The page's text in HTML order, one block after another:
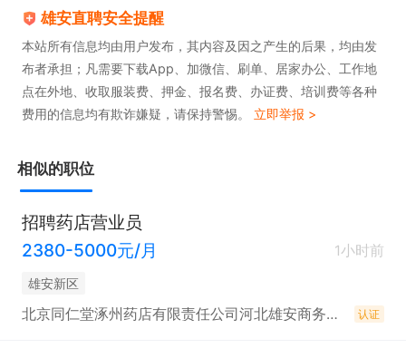
4. 热爱服务行业，有耐心、有责任心，长期稳定发展
者优先。
雄安直聘安全提醒
本站所有信息均由用户发布，其内容及因之产生的后果，均由发
布者承担；凡需要下载App、加微信、刷单、居家办公、工作地
点在外地、收取服装费、押金、报名费、办证费、培训费等各种
费用的信息均有欺诈嫌疑，请保持警惕。 立即举报 >
相似的职位
招聘药店营业员
2380-5000元/月
1小时前
雄安新区
北京同仁堂涿州药店有限责任公司河北雄安商务服务中心分公司 认证